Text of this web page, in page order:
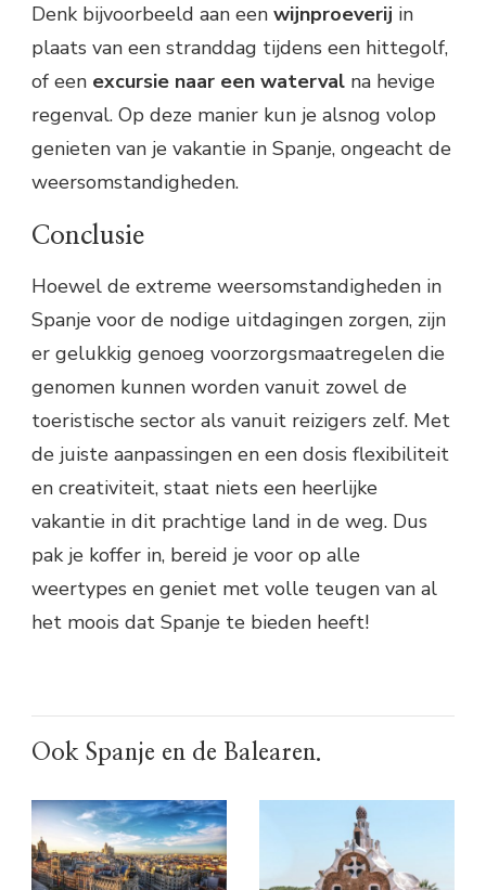
Denk bijvoorbeeld aan een wijnproeverij in
plaats van een stranddag tijdens een hittegolf,
of een excursie naar een waterval na hevige
regenval. Op deze manier kun je alsnog volop
genieten van je vakantie in Spanje, ongeacht de
weersomstandigheden.
Conclusie
Hoewel de extreme weersomstandigheden in
Spanje voor de nodige uitdagingen zorgen, zijn
er gelukkig genoeg voorzorgsmaatregelen die
genomen kunnen worden vanuit zowel de
toeristische sector als vanuit reizigers zelf. Met
de juiste aanpassingen en een dosis flexibiliteit
en creativiteit, staat niets een heerlijke
vakantie in dit prachtige land in de weg. Dus
pak je koffer in, bereid je voor op alle
weertypes en geniet met volle teugen van al
het moois dat Spanje te bieden heeft!
Ook Spanje en de Balearen.